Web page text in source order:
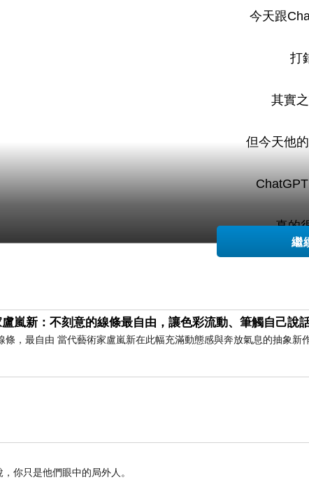
今天跟
打
其實
但今天他
真的
繼
嵐新：不刻意的線條最自由，讓色彩流動、筆觸自己說
條，最自由 當代藝術家盧嵐新在此幅充滿動態感與奔放氣息的抽象
你只是他們眼中的局外人。